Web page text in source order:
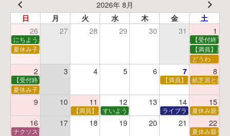
2026年 8月
日 月 火 水 木 金 土
26 27 28 29 30 31 1
にちようえほん
【受付終了
夏休み子ども映画会
【満員】夏
どうわ
2 3 4 5 6 7 8
【受付終了】親子で挑戦！調べ学習ワークショップ 【満員】夏休み科学あ
紙芝居と折
夏休み子ども平和映画会
9 10 11 12 13 14 15
【満員】夏休みおはなし工作会
すいようえほん ライブラリーシアター
夏休み親子
16 17 18 19 20 21 22
ナクソス音楽会 第5回 NHK交響楽団創立100年 夏休み親子